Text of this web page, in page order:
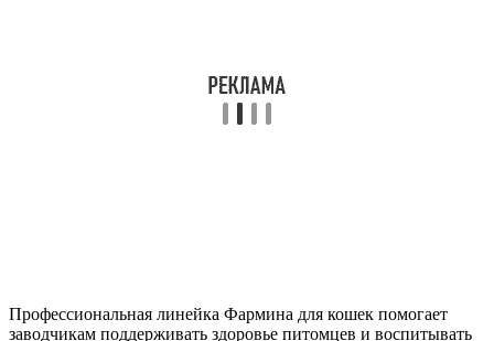
Профессиональная линейка Фармина для кошек помогает
заводчикам поддерживать здоровье питомцев и воспитывать